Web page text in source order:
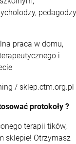
praca w domu,
i
/ sklep.ctm.org.pl
protokoły ?
terapii tików,
sklepie! Otrzymasz